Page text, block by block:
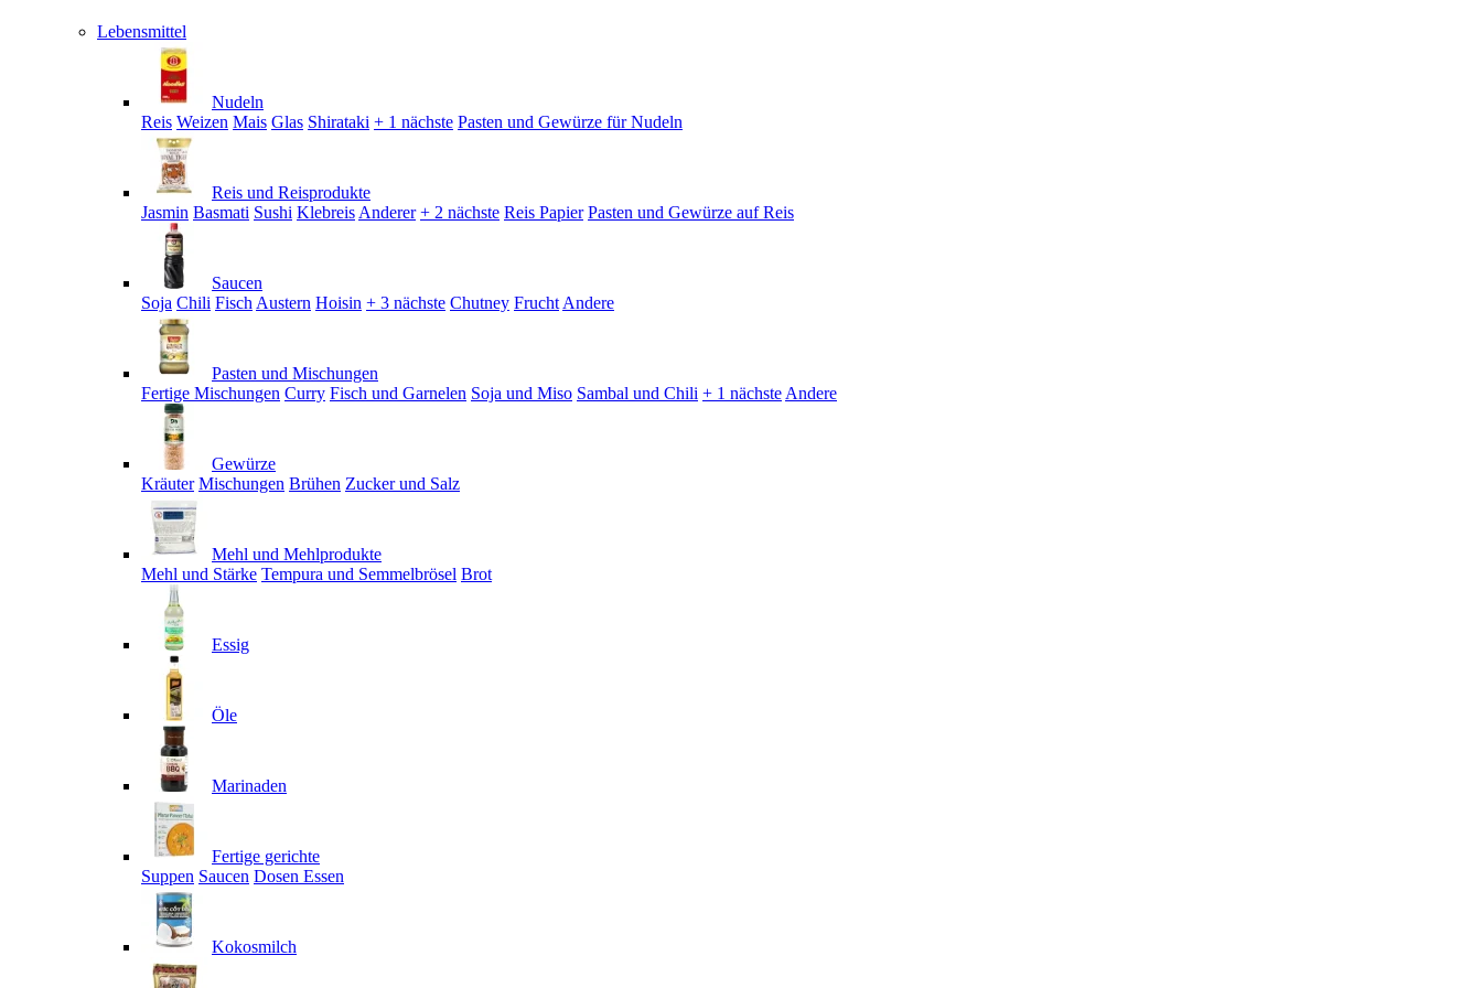
Lebensmittel
Nudeln
Reis Weizen Mais Glas Shirataki + 1 nächste Pasten und Gewürze für Nudeln
Reis und Reisprodukte
Jasmin Basmati Sushi Klebreis Anderer + 2 nächste Reis Papier Pasten und Gewürze auf Reis
Saucen
Soja Chili Fisch Austern Hoisin + 3 nächste Chutney Frucht Andere
Pasten und Mischungen
Fertige Mischungen Curry Fisch und Garnelen Soja und Miso Sambal und Chili + 1 nächste Andere
Gewürze
Kräuter Mischungen Brühen Zucker und Salz
Mehl und Mehlprodukte
Mehl und Stärke Tempura und Semmelbrösel Brot
Essig
Öle
Marinaden
Fertige gerichte
Suppen Saucen Dosen Essen
Kokosmilch